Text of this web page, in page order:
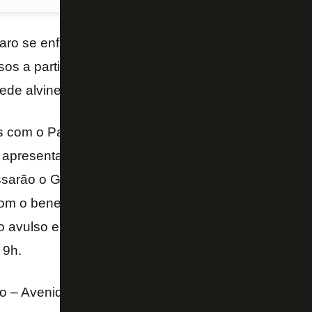
se enfrentam neste domingo, às 10h, em
a partir de R$ 10, a venda começa nesta sexta-
alvinegra.
com o Pacote NBB 2019/20 acessarão o Ginásio
de carteirinha e documento com
o Ginásio com a sua carteira de identificação
o benefício da entrada com 100% de desconto.
avulso entrará pela rampa externa, próxima a Loja
– Avenida Venceslau Brás, 72 – Botafogo